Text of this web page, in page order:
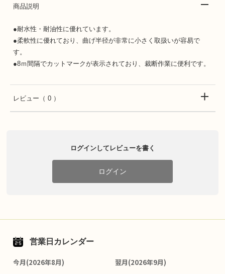
商品説明
●耐水性・耐油性に優れています。
●柔軟性に優れており、曲げ半径が非常に小さく取扱いが容易で
す。
●8ｍ間隔でカットマークが表示されており、裁断作業に便利です。
レビュー （ 0 ）
ログインしてレビューを書く
ログイン
営業日カレンダー
今月(2026年8月) 翌月(2026年9月)